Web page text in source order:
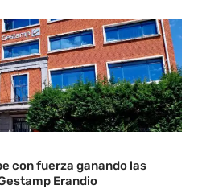
con fuerza ganando las
Erandio